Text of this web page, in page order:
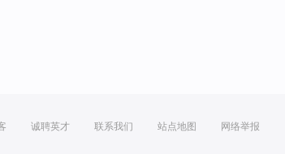
诚聘英才 联系我们 站点地图 网络举报